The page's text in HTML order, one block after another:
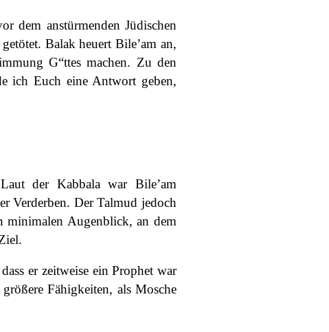
dem anstürmenden Jüdischen
Balak heuert Bile’am an,
G“ttes machen. Zu den
ich Euch eine Antwort geben,
der Kabbala war Bile’am
Verderben. Der Talmud jedoch
minimalen Augenblick, an dem
er zeitweise ein Prophet war
Fähigkeiten, als Mosche